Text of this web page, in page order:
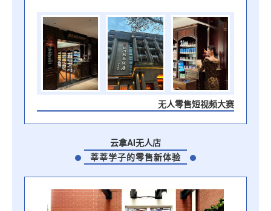
无人零售短视频大赛
云拿AI无人店
莘莘学子的零售新体验